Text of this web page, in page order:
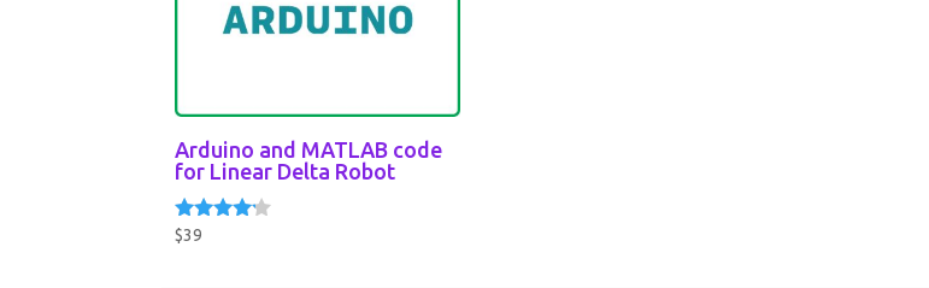
Arduino and MATLAB code
for Linear Delta Robot
Rated
$39